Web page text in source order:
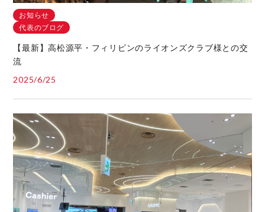
お知らせ
代表のブログ
【最新】高松源平・フィリピンのライオンズクラブ様との交
流
2025/6/25